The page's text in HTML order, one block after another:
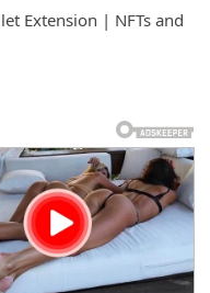
Extension | NFTs and